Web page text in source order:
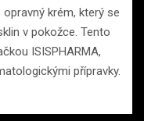
opravný krém, který se
v pokožce. Tento
ISISPHARMA,
přípravky.